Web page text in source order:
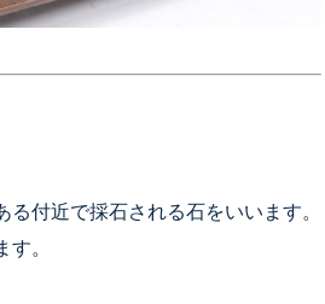
付近で採石される石をいいます。
。